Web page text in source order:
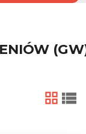
tabela